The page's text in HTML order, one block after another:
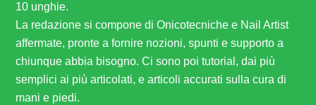
10 unghie.
La redazione si compone di Onicotecniche e Nail Artist
affermate, pronte a fornire nozioni, spunti e supporto a
chiunque abbia bisogno. Ci sono poi tutorial, dai più
semplici ai più articolati, e articoli accurati sulla cura di
mani e piedi.